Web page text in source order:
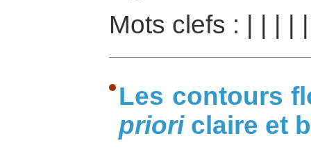
Mots clefs :
Les contours
prioriclaire et